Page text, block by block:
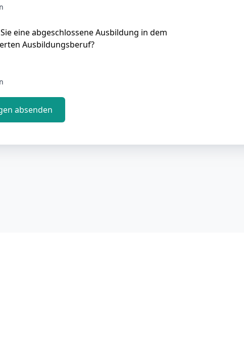
eine abgeschlossene Ausbildung in dem
Ausbildungsberuf?
absenden